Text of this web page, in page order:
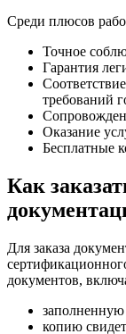
Среди плюсов
Точное
Гарантия
требований
Оказание
Бесплатные
Как
Для заказа
документов,
заполненную
копию